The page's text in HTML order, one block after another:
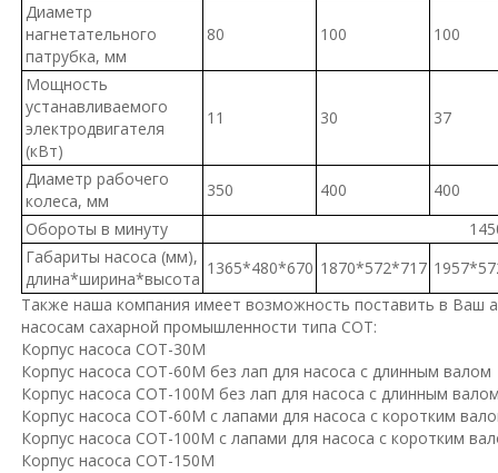
Диаметр
нагнетательного
патрубка, мм
80 100 100
Мощность
устанавливаемого
электродвигателя
(кВт)
11 30 37
Диаметр рабочего
колеса, мм
350 400
400
Обороты в минуту
Габариты насоса (мм),
длина*ширина*высота
1365*480*670 1870*572*717
Также наша компания имеет возможность поставить в Ваш
насосам сахарной промышленности типа СОТ:
Корпус насоса СОТ-30М
Корпус насоса СОТ-60М без лап для насоса с длинным валом
Корпус насоса СОТ-100М без лап для насоса с длинным
Корпус насоса СОТ-60М с лапами для насоса с коротким
Корпус насоса СОТ-100М с лапами для насоса с коротким
Корпус насоса СОТ-150М